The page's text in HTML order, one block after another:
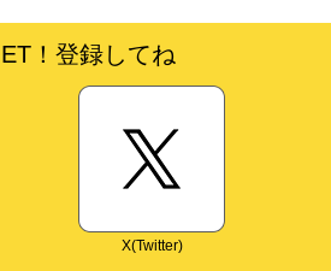
！登録してね
X(Twitter)